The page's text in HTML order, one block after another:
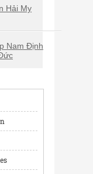
Hải My
Nam Định